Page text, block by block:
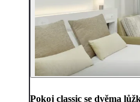
Pokoj classic se dvěma